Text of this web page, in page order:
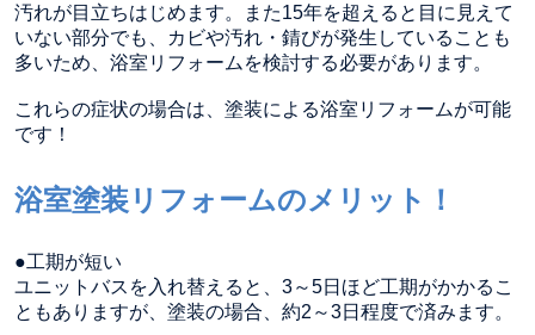
汚れが目立ちはじめます。また15年を超えると目に見えて
いない部分でも、カビや汚れ・錆びが発生していることも
多いため、浴室リフォームを検討する必要があります。
これらの症状の場合は、塗装による浴室リフォームが可能
です！
浴室塗装リフォームのメリット！
●工期が短い
ユニットバスを入れ替えると、3～5日ほど工期がかかるこ
ともありますが、塗装の場合、約2～3日程度で済みます。